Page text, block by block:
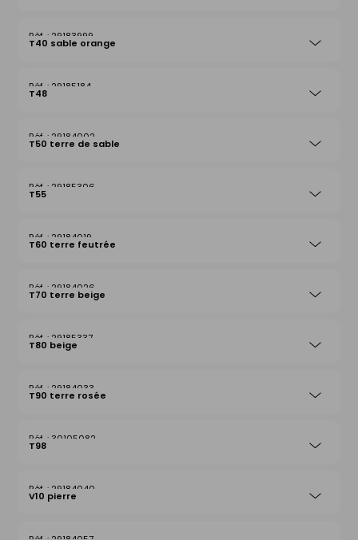
29183999
T40 sable orange
29185184
T48
29184002
T50 terre de sable
29185306
T55
29184019
T60 terre feutrée
29184026
T70 terre beige
29185337
T80 beige
29184033
T90 terre rosée
30105082
T98
29184040
V10 pierre